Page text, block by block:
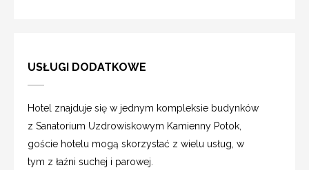
USŁUGI DODATKOWE
Hotel znajduje się w jednym kompleksie budynków
z Sanatorium Uzdrowiskowym Kamienny Potok,
goście hotelu mogą skorzystać z wielu usług, w
tym z łaźni suchej i parowej.